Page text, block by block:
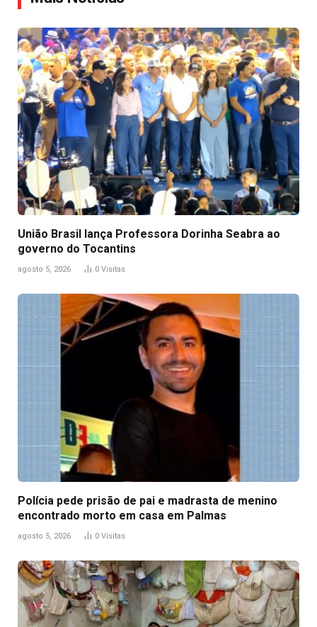
União Brasil lança Professora Dorinha Seabra ao
governo do Tocantins
agosto 5, 2026 0 Visitas
Polícia pede prisão de pai e madrasta de menino
encontrado morto em casa em Palmas
agosto 5, 2026 0 Visitas